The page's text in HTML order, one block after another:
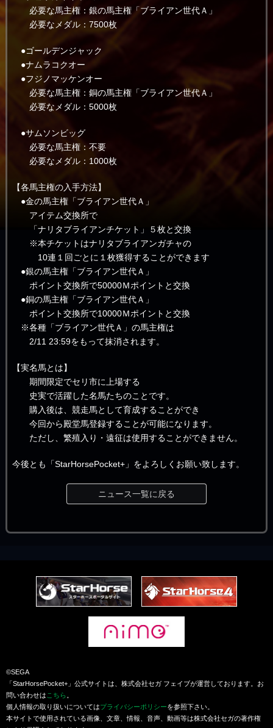
必要な馬主権：銀の馬主権「ブライアン世代Ａ」
必要なメダル：7500枚
●ゴールデンジャック
●ナムラコクオー
●フジノマッケンオー
必要な馬主権：銅の馬主権「ブライアン世代Ａ」
必要なメダル：5000枚
●サムソンビッグ
必要な馬主権：不要
必要なメダル：1000枚
【各馬主権の入手方法】
●金の馬主権「ブライアン世代Ａ」
アイテム交換所で
「ナリタブライアンチケット」５枚と交換
※本チケットはナリタブライアンガチャの
10連１回ごとに１枚獲得することができます
●銀の馬主権「ブライアン世代Ａ」
ポイント交換所で50000Ｍポイントと交換
●銅の馬主権「ブライアン世代Ａ」
ポイント交換所で10000Ｍポイントと交換
※各種「ブライアン世代Ａ」の馬主権は
2/11 23:59をもって抹消されます。
【実名馬とは】
期間限定でセリ市に上場する
史実で活躍した名馬たちのことです。
購入後は、競走馬として育成することができ
今回から殿堂馬登録することが可能になります。
ただし、繁殖入り・遠征は使用することができません。
今後とも「StarHorsePocket+」をよろしくお願い致します。
ニュース一覧に戻る
©SEGA
「StarHorsePocket+」公式サイトは、株式会社セガ フェイブが運営しております。お
問い合わせは こちら 。
個人情報の取り扱いについてはプライバシーポリシーを参照下さい。
本サイトで使用されている画像、文章、情報、音声、動画等は株式会社セガの著作権